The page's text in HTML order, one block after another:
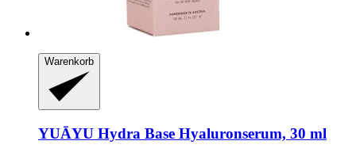
Warenkorb
YUĀYU Hydra Base Hyaluronserum, 30 ml